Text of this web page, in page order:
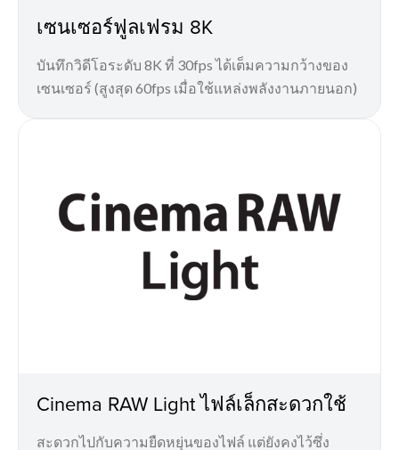
เซนเซอร์ฟูลเฟรม 8K
บันทึกวิดีโอระดับ 8K ที่ 30fps ได้เต็มความกว้างของ
เซนเซอร์ (สูงสุด 60fps เมื่อใช้แหล่งพลังงานภายนอก)
Cinema RAW Light ไฟล์เล็กสะดวกใช้
สะดวกไปกับความยืดหยุ่นของไฟล์ แต่ยังคงไว้ซึ่ง